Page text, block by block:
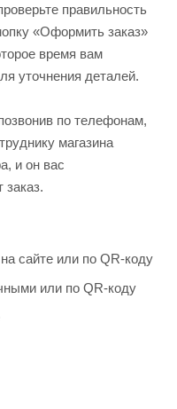
правильность
«Оформить заказ»
время вам
уточнения деталей.
по телефонам,
магазина
и он вас
заказ.
сайте или по QR-коду
или по QR-коду